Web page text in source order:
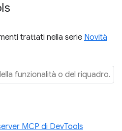
trattati nella serie Novità
MCP di DevTools